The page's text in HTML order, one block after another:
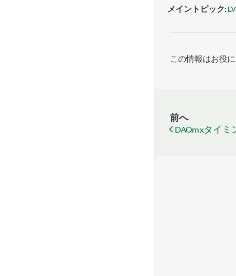
メイントピック:
この情報はお役
前へ
DAQmxタイ